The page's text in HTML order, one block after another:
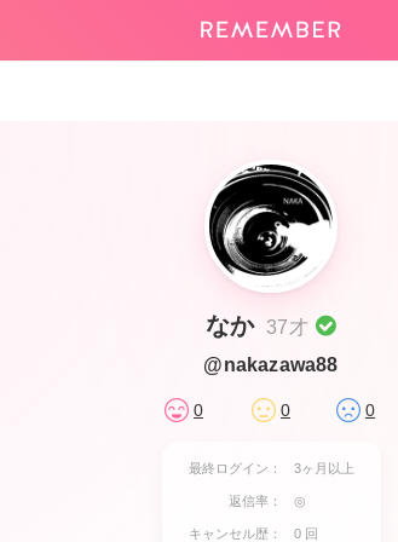
なか 37才
@nakazawa88
0 0 0
最終ログイン： 3ヶ月以上
返信率： ◎
キャンセル歴： 0 回